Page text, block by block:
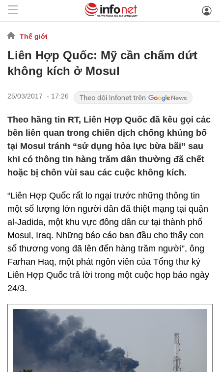
Thế giới
Liên Hợp Quốc: Mỹ cần chấm dứt
không kích ở Mosul
25/03/2017 - 17:26
Theo hãng tin RT, Liên Hợp Quốc đã kêu gọi các
bên liên quan trong chiến dịch chống khủng bố
tại Mosul tránh “sử dụng hỏa lực bừa bãi” sau
khi có thông tin hàng trăm dân thường đã chết
hoặc bị chôn vùi sau các cuộc không kích.
“Liên Hợp Quốc rất lo ngại trước những thông tin
một số lượng lớn người dân đã thiệt mạng tại quận
al-Jadida, một khu vực đông dân cư tại thành phố
Mosul, Iraq. Những báo cáo ban đầu cho thấy con
số thương vong đã lên đến hàng trăm người”, ông
Farhan Haq, một phát ngôn viên của Tổng thư ký
Liên Hợp Quốc trả lời trong một cuộc họp báo ngày
24/3.